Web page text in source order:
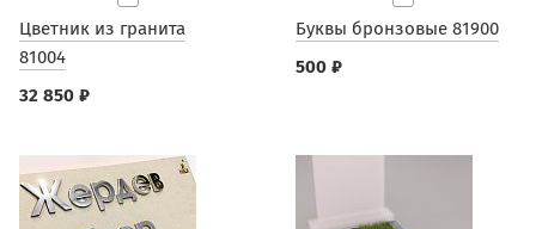
Цветник из гранита
81004
32 850 ₽
Буквы бронзовые 81900
500 ₽